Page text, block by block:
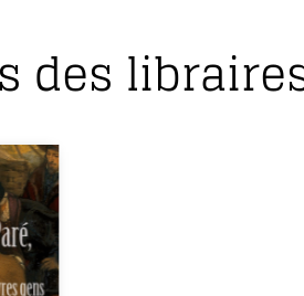
des